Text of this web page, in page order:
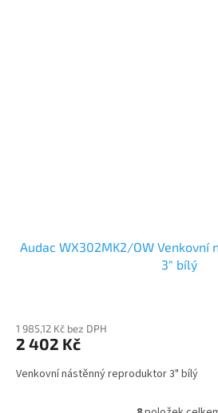
Audac WX302MK2/OW Venkovní
3" bílý
1 985,12 Kč bez DPH
2 402 Kč
Venkovní nástěnný reproduktor 3" bílý